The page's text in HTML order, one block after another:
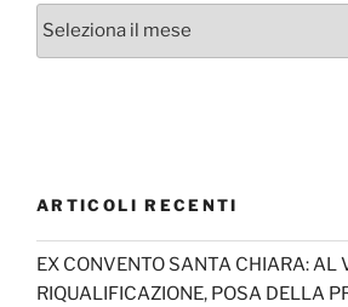
ARTICOLI RECENTI
EX CONVENTO SANTA CHIARA: AL
RIQUALIFICAZIONE, POSA DELLA